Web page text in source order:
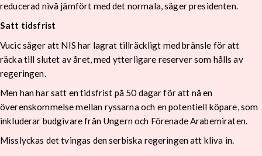
reducerad nivå jämfört med det normala, säger presidenten.
Satt tidsfrist
Vucic säger att NIS har lagrat tillräckligt med bränsle för att
räcka till slutet av året, med ytterligare reserver som hålls av
regeringen.
Men han har satt en tidsfrist på 50 dagar för att nå en
överenskommelse mellan ryssarna och en potentiell köpare, som
inkluderar budgivare från Ungern och Förenade Arabemiraten.
Misslyckas det tvingas den serbiska regeringen att kliva in.